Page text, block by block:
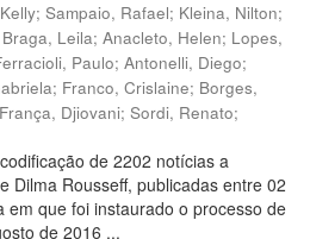
; Sampaio, Rafael; Kleina, Nilton;
Braga, Leila; Anacleto, Helen; Lopes,
Paulo; Antonelli, Diego;
; Franco, Crislaine; Borges,
França, Djiovani; Sordi, Renato;
de 2202 notícias a
Dilma Rousseff, publicadas entre 02
em que foi instaurado o processo de
de 2016 ...